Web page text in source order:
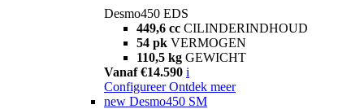
Desmo450 EDS
449,6 cc CILINDERINDHOUD
54 pk VERMOGEN
110,5 kg GEWICHT
Vanaf €14.590 i
Configureer Ontdek meer
new Desmo450 SM